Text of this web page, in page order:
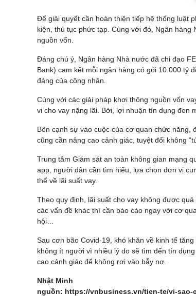
Để giải quyết cần hoàn thiện tiếp hệ thống luật
kiện, thủ tục phức tạp. Cùng với đó, Ngân
nguồn vốn.
Đáng chú ý, Ngân hàng Nhà nước đã chỉ đạo
Bank) cam kết mỗi ngân hàng có gói 10.000 tỷ
đáng của công nhân.
Cùng với các giải pháp khơi thông nguồn vốn
vi cho vay nặng lãi. Bởi, lợi nhuận tín dụng đen
Bên cạnh sự vào cuộc của cơ quan chức
cũng cần nâng cao cảnh giác, tuyệt đối không
Trung tâm Giám sát an toàn không gian mạng
app, người dân cần tìm hiểu, lựa chọn đơn vị
thể về lãi suất vay.
Theo quy định, lãi suất cho vay không được
các vấn đề khác thì cần báo cáo ngay với cơ
hội…
Sau cơn bão Covid-19, khó khăn về kinh tế
không ít người vì nhiều lý do sẽ tìm đến tín
cao cảnh giác để không rơi vào bẫy nợ.
Nhật Minh
nguồn: https://vnbusiness.vn/tien-te/vi-sao-